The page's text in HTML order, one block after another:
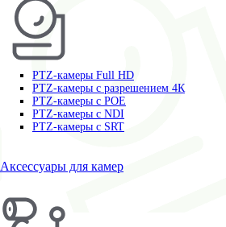
PTZ-камеры Full HD
PTZ-камеры с разрешением 4К
PTZ-камеры с POE
PTZ-камеры c NDI
PTZ-камеры с SRT
Аксессуары для камер